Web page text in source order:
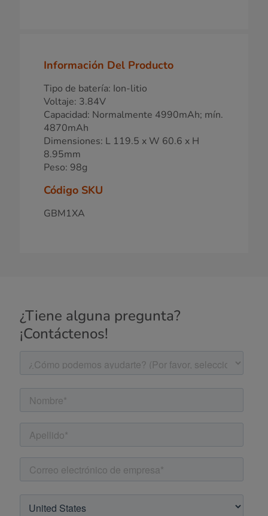
Información Del Producto
Tipo de batería: Ion-litio
Voltaje: 3.84V
Capacidad: Normalmente 4990mAh; mín.
4870mAh
Dimensiones: L 119.5 x W 60.6 x H
8.95mm
Peso: 98g
Código SKU
GBM1XA
¿Tiene alguna pregunta?
¡Contáctenos!